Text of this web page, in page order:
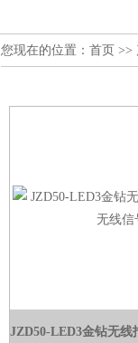
您现在的位置： 首页 >>